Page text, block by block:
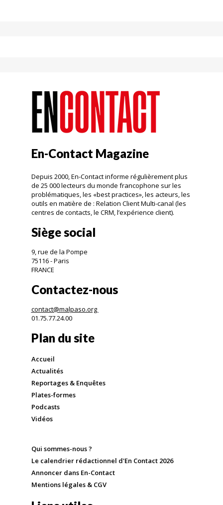
En-Contact Magazine
Depuis 2000, En-Contact informe régulièrement plus
de 25 000 lecteurs du monde francophone sur les
problématiques, les «best practices», les acteurs, les
outils en matière de : Relation Client Multi-canal (les
centres de contacts, le CRM, l’expérience client).
Siège social
9, rue de la Pompe
75116 - Paris
FRANCE
Contactez-nous
contact@malpaso.org
01.75.77.24.00
Plan du site
Accueil
Actualités
Reportages & Enquêtes
Plates-formes
Podcasts
Vidéos
Qui sommes-nous ?
Le calendrier rédactionnel d'En Contact 2026
Annoncer dans En-Contact
Mentions légales & CGV